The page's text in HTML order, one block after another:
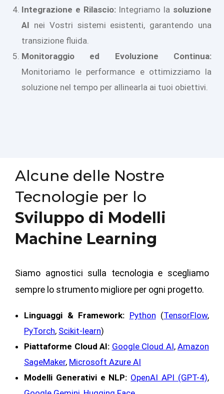
Integrazione e Rilascio:Integriamo la soluzione
AI nei Vostri sistemi esistenti, garantendo una
transizione fluida.
Monitoraggio ed Evoluzione Continua:
Monitoriamo le performance e ottimizziamo la
soluzione nel tempo per allinearla ai tuoi obiettivi.
Alcune delle Nostre
Tecnologie per lo
Sviluppo di Modelli
Machine Learning
Siamo agnostici sulla tecnologia e scegliamo
sempre lo strumento migliore per ogni progetto.
Linguaggi & Framework: Python (TensorFlow,
PyTorch, Scikit-learn)
Piattaforme Cloud AI: Google Cloud AI, Amazon
SageMaker, Microsoft Azure AI
Modelli Generativi e NLP: OpenAI API (GPT-4),